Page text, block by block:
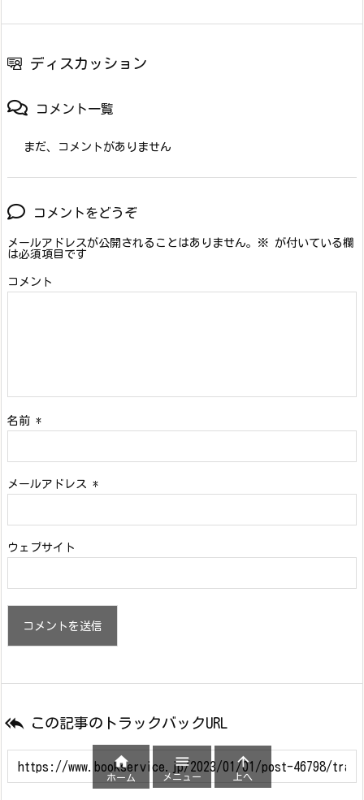
ディスカッション
コメント一覧
まだ、コメントがありません
コメントをどうぞ
メールアドレスが公開されることはありません。 ※ が付いている欄
は必須項目です
コメント
名前 *
メールアドレス *
ウェブサイト
 この記事のトラックバックURL

ホーム

メニュー

上へ